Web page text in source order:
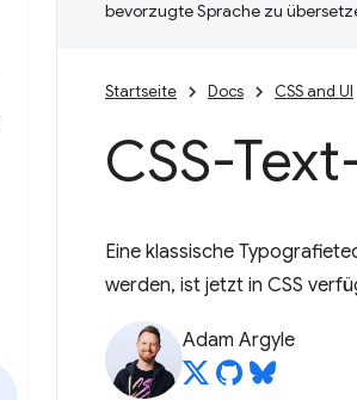
bevorzugte Sprache zu
Startseite Docs CSS and UI
CSS-
Eine klassische
werden, ist jetzt in CSS
Adam Argyle